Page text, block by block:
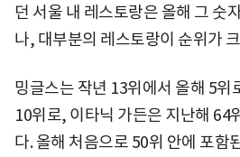
던 서울 내 레스토랑은 올해 그 숫
나, 대부분의 레스토랑이 순위가
밍글스는 작년 13위에서 올해 5위
10위로, 이타닉 가든은 지난해 64
다. 올해 처음으로 50위 안에 포함